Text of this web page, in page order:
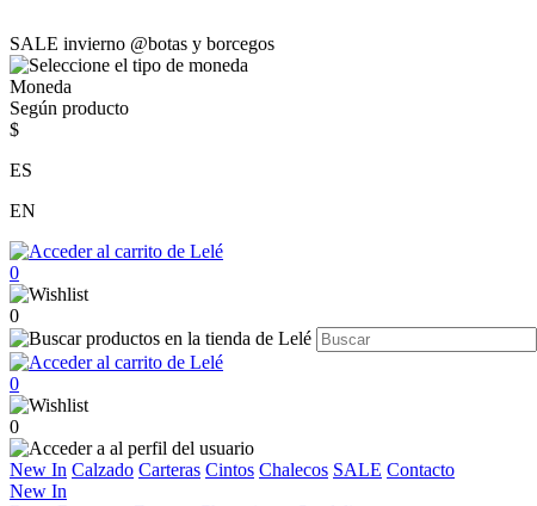
SALE invierno @botas y borcegos
Moneda
Según producto
$
ES
EN
0
0
0
0
New In Calzado Carteras Cintos Chalecos SALE Contacto
New In